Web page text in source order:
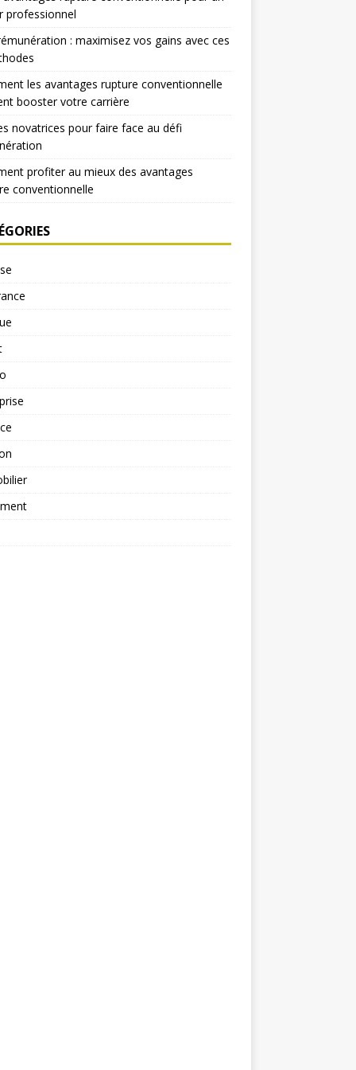
professionnel
: maximisez vos gains avec ces
les avantages rupture conventionnelle
booster votre carrière
novatrices pour faire face au défi
profiter au mieux des avantages
conventionnelle